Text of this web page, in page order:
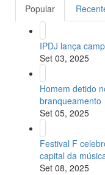
Popular
IPDJ lança
Set 03, 2025
Homem detido
branqueamento
Set 05, 2025
Festival F
capital da
Set 08, 2025